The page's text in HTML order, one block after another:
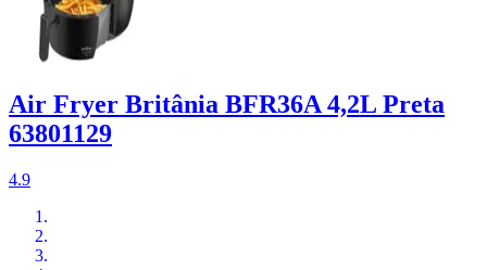
Air Fryer Britânia BFR36A 4,2L Preta
63801129
4.9